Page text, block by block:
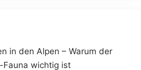
in den Alpen – Warum der
Fauna wichtig ist